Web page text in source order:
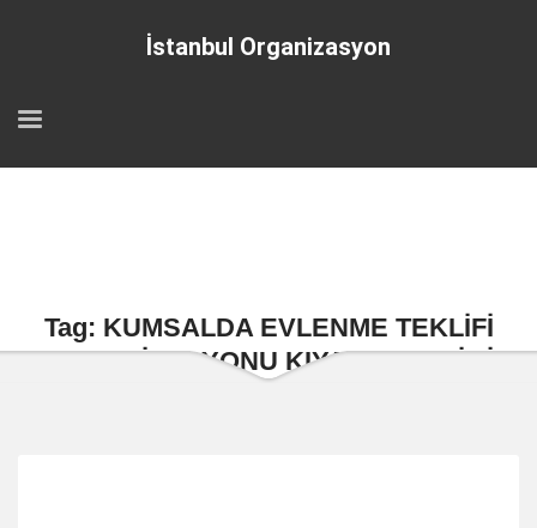
İstanbul Organizasyon
Tag: KUMSALDA EVLENME TEKLİFİ
ORGANİZASYONU KIYAFET SEÇİMİ